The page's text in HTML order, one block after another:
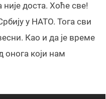
доста. Хоће све!
у НАТО. Тога сви
Као и да је време
који нам